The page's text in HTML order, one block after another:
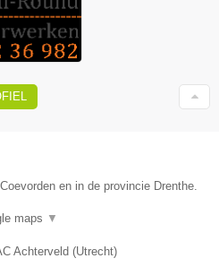
en in de provincie Drenthe.
maps ▼
Achterveld (Utrecht)